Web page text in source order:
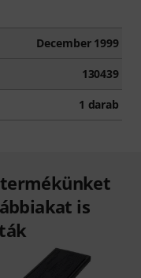
December 1999
130439
1 darab
is